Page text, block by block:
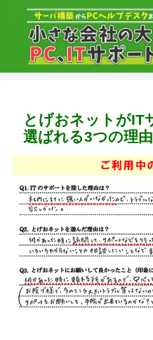
とげおネットがIT
選ばれる3つの理由